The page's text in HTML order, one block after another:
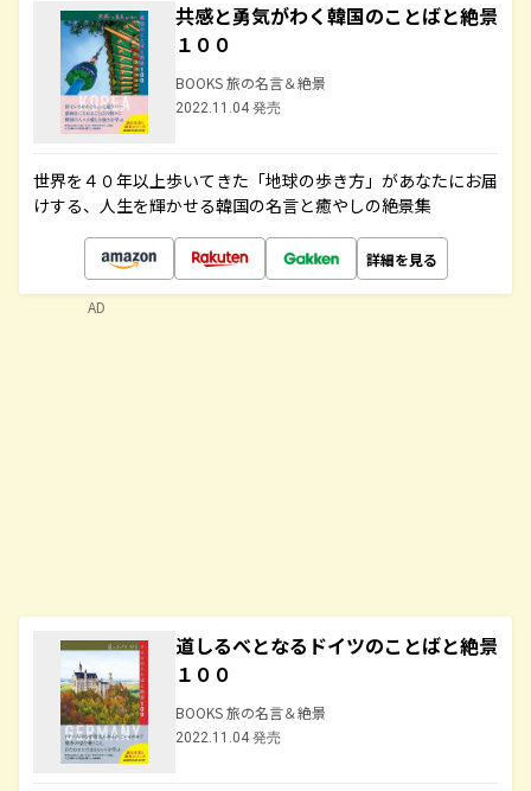
共感と勇気がわく韓国のことばと絶景
１００
BOOKS 旅の名言＆絶景
2022.11.04 発売
世界を４０年以上歩いてきた「地球の歩き方」があなたにお届
けする、人生を輝かせる韓国の名言と癒やしの絶景集
詳細を見る
道しるべとなるドイツのことばと絶景
１００
BOOKS 旅の名言＆絶景
2022.11.04 発売
AD